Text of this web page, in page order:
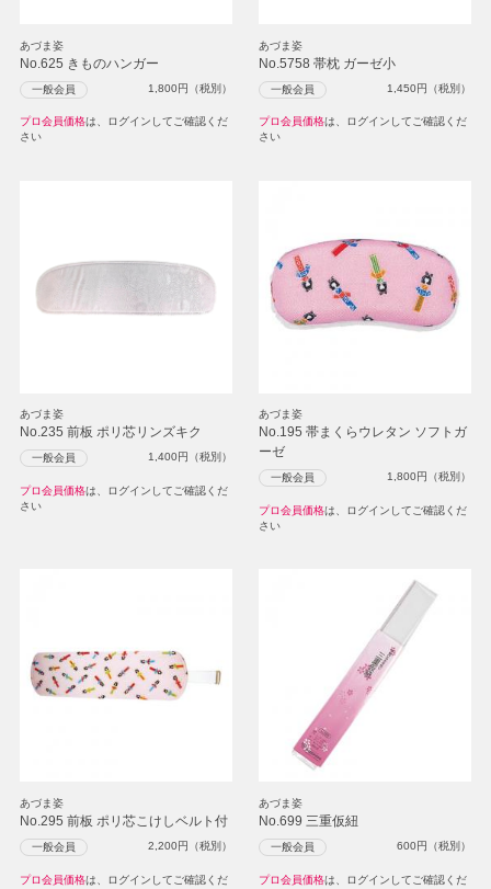
あづま姿
No.625 きものハンガー
一般会員 1,800円（税別）
プロ会員価格は、ログインしてご確認くだ
さい
あづま姿
No.5758 帯枕 ガーゼ小
一般会員 1,450円（税別）
プロ会員価格は、ログインしてご確認くだ
さい
あづま姿
No.235 前板 ポリ芯リンズキク
一般会員 1,400円（税別）
プロ会員価格は、ログインしてご確認くだ
さい
あづま姿
No.195 帯まくらウレタン ソフトガ
ーゼ
一般会員 1,800円（税別）
プロ会員価格は、ログインしてご確認くだ
さい
あづま姿
No.295 前板 ポリ芯こけしベルト付
一般会員 2,200円（税別）
プロ会員価格は、ログインしてご確認くだ
あづま姿
No.699 三重仮紐
一般会員 600円（税別）
プロ会員価格は、ログインしてご確認くだ